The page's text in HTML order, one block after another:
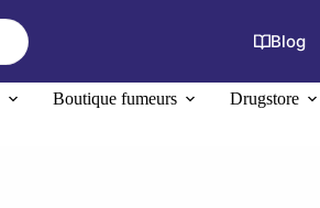
Blog
Boutique fumeurs Drugstore